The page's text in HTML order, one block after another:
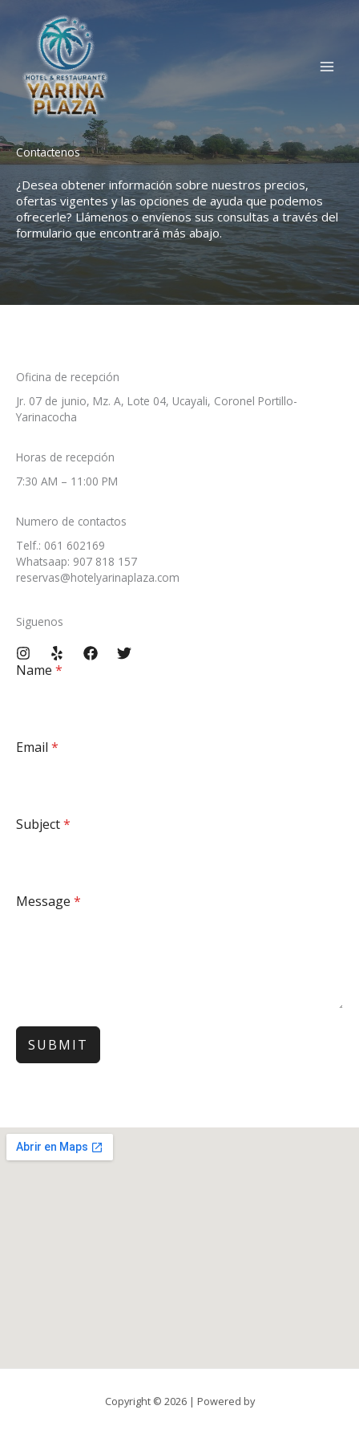
Contactenos
¿Desea obtener información sobre nuestros precios,
ofertas vigentes y las opciones de ayuda que podemos
ofrecerle? Llámenos o envíenos sus consultas a través del
formulario que encontrará más abajo.
Oficina de recepción
Jr. 07 de junio, Mz. A, Lote 04, Ucayali, Coronel Portillo-
Yarinacocha
Horas de recepción
7:30 AM – 11:00 PM​
Numero de contactos
Telf.: 061 602169
Whatsaap: 907 818 157
reservas@hotelyarinaplaza.com​
Siguenos
Name *
Email *
Subject*
Message *
SUBMIT
Copyright © 2026 | Powered by